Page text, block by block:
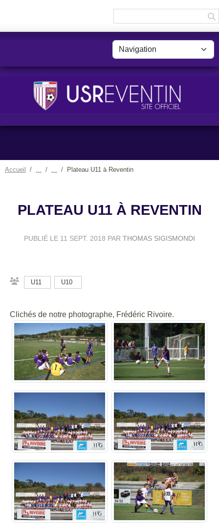
Accueil Plateau U11 à Reventin
PLATEAU U11 À REVENTIN
PUBLIÉ LE 11 SEPT. 2018 PAR THOMAS SIGISMONDI
U11 U10
Clichés de notre photographe, Frédéric Rivoire.